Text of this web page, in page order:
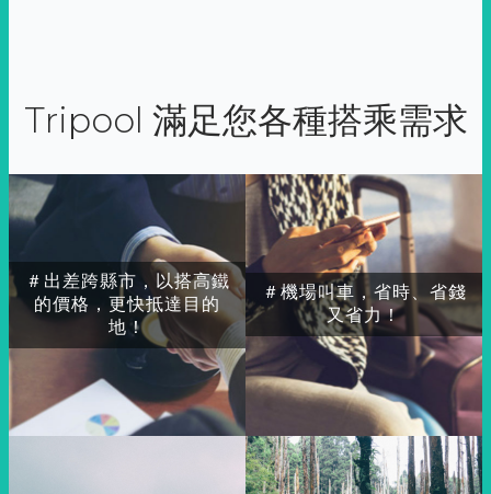
Tripool 滿足您各種搭乘需求
＃出差跨縣市，以搭高鐵
的價格，更快抵達目的
地！
＃機場叫車，省時、省錢
又省力！